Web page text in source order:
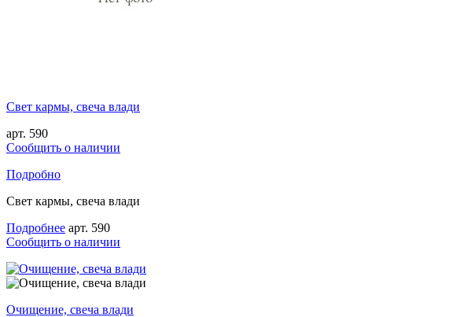
Свет кармы, свеча влади
арт. 590
Cообщить о наличии
Подробно
Свет кармы, свеча влади
Подробнее арт. 590
Cообщить о наличии
Очищение, свеча влади